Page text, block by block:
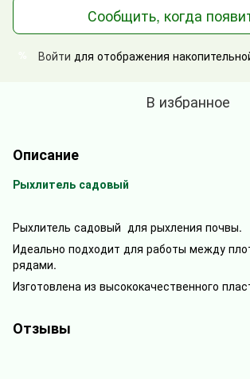
Сообщить, когда
Войти для отображения
В избранное
Описание
Рыхлитель садовый
Рыхлитель садовый для рыхления почвы.
Идеально подходит для работы между
рядами.
Изготовлена из высококачественного
Отзывы